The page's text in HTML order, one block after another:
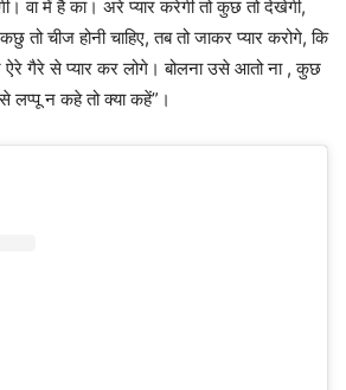
वा में है का। अरे प्यार करेगी तो कुछ तो देखेगी,
चीज होनी चाहिए, तब तो जाकर प्यार करोगे, कि
गैरे से प्यार कर लोगे। बोलना उसे आतो ना , कुछ
लप्पू न कहे तो क्या कहें”।